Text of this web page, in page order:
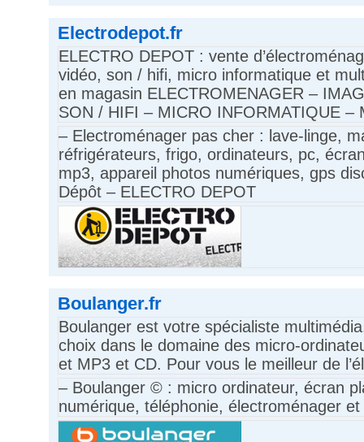
Electrodepot.fr
ELECTRO DEPOT : vente
vidéo, son / hifi, micro informatique et
en magasin ELECTROMENAGER –
SON / HIFI – MICRO INFORMATIQUE –
– Electroménager pas cher : lave-linge,
réfrigérateurs, frigo, ordinateurs, pc,
mp3, appareil photos numériques, gps
Dépôt – ELECTRO DEPOT
Boulanger.fr
Boulanger est votre spécialiste
choix dans le domaine des micro-
et MP3 et CD. Pour vous le meilleur de
– Boulanger © : micro ordinateur, écran
numérique, téléphonie, électroménager et